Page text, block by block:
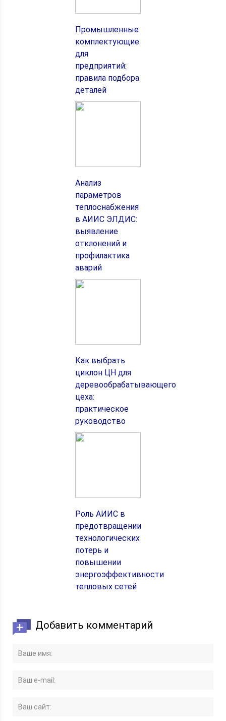
Промышленные
комплектующие
для
предприятий:
правила подбора
деталей
Анализ
параметров
теплоснабжения
в АИИС ЭЛДИС:
выявление
отклонений и
профилактика
аварий
Как выбрать
циклон ЦН для
деревообрабатывающего
цеха:
практическое
руководство
Роль АИИС в
предотвращении
технологических
потерь и
повышении
энергоэффективности
тепловых сетей
Добавить комментарий